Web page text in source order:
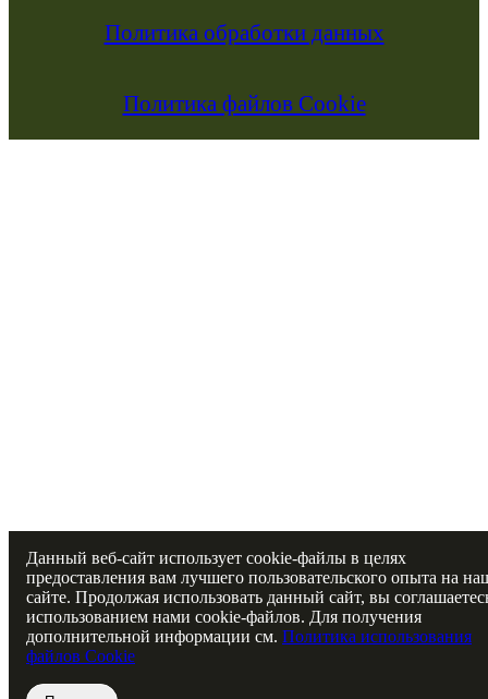
Данный веб-сайт использует cookie-файлы в целях
предоставления вам лучшего пользовательского опыта на
сайте. Продолжая использовать данный сайт, вы
использованием нами cookie-файлов. Для получения
дополнительной информации см. Политика использования
файлов Cookie
Политика обработки данных
Политика файлов Cookie